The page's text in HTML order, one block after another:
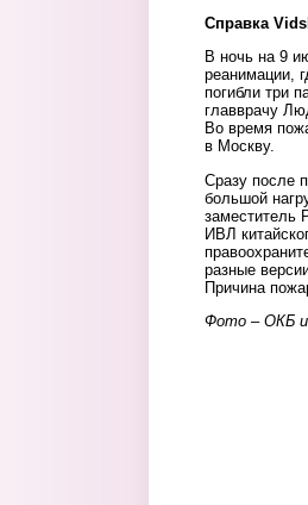
Справка
В ночь на 9
реанимации,
погибли три
главврачу
Во время
в Москву.
Сразу после
большой
заместитель
ИВЛ
разные
Причина
Фото – ОКБ